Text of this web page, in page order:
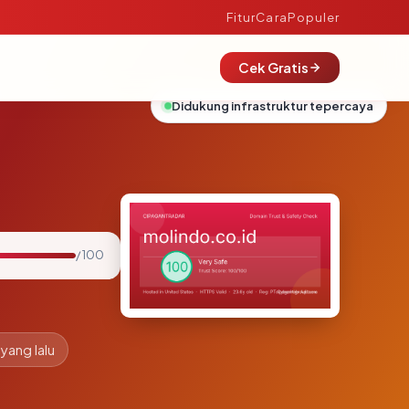
FiturCaraPopuler
Cek Gratis
/ 100
lalu
Didukung infrastruktur tepercaya